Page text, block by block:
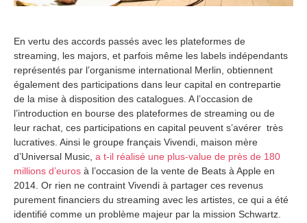
En vertu des accords passés avec les plateformes de
streaming, les majors, et parfois même les labels indépendants
représentés par l’organisme international Merlin, obtiennent
également des participations dans leur capital en contrepartie
de la mise à disposition des catalogues. A l’occasion de
l’introduction en bourse des plateformes de streaming ou de
leur rachat, ces participations en capital peuvent s’avérer très
lucratives. Ainsi le groupe français Vivendi, maison mère
d’Universal Music, a t-il réalisé une plus-value de près de 180
millions d’euros à l’occasion de la vente de Beats à Apple en
2014. Or rien ne contraint Vivendi à partager ces revenus
purement financiers du streaming avec les artistes, ce qui a été
identifié comme un problème majeur par la mission Schwartz.